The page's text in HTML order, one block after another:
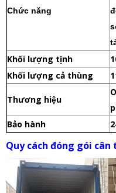
Chức năng
Khối lượng tịnh
Khối lượng cả thùng
Thương hiệu
Bảo hành
Quy cách đóng gói cân